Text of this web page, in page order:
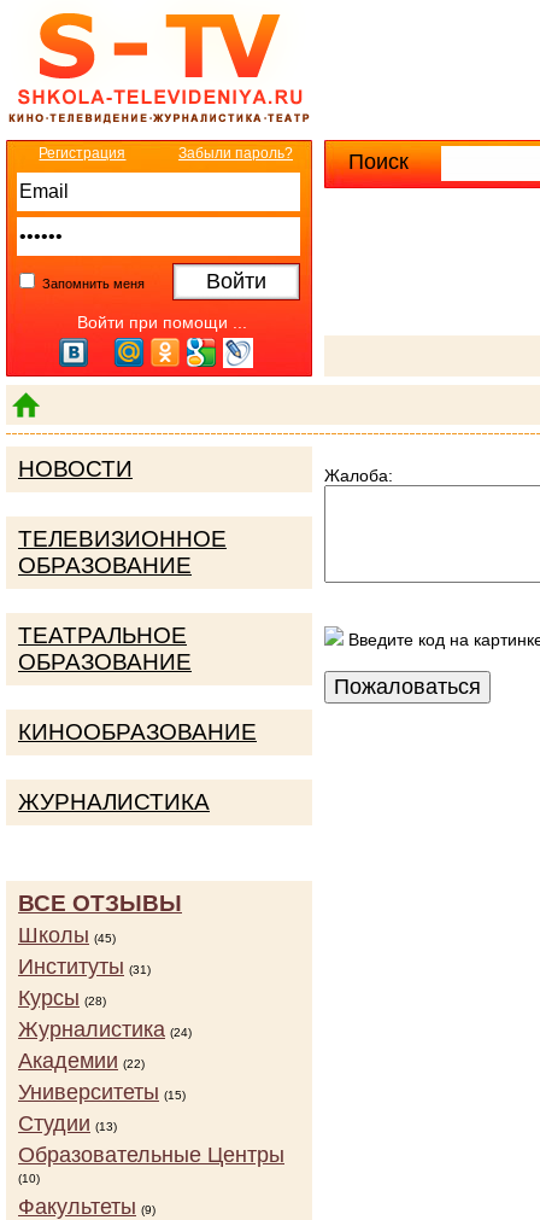
Поиск
Регистрация Забыли пароль?
Запомнить меня
Войти при помощи ...
Жалоба:
Введите код на
НОВОСТИ
ТЕЛЕВИЗИОННОЕ
ОБРАЗОВАНИЕ
ТЕАТРАЛЬНОЕ
ОБРАЗОВАНИЕ
КИНООБРАЗОВАНИЕ
ЖУРНАЛИСТИКА
ВСЕ ОТЗЫВЫ
Школы (45)
Институты (31)
Курсы (28)
Журналистика (24)
Академии (22)
Университеты (15)
Студии (13)
Образовательные Центры
(10)
Факультеты (9)